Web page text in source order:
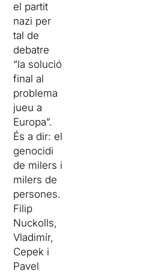
el partit
nazi per
tal de
debatre
“la solució
final al
problema
jueu a
Europa”.
És a dir: el
genocidi
de milers i
milers de
persones.
Filip
Nuckolls,
Vladimír,
Cepek i
Pavel